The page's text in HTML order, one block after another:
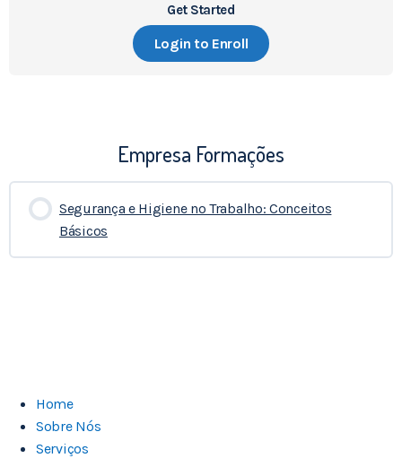
Get Started
Login to Enroll
Empresa Formações
Segurança e Higiene no Trabalho: Conceitos
Básicos
0% COMPLETADO 0/0 Etapas
Home
Sobre Nós
Serviços